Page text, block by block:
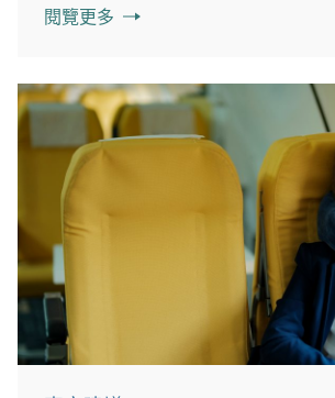
閱覽更多